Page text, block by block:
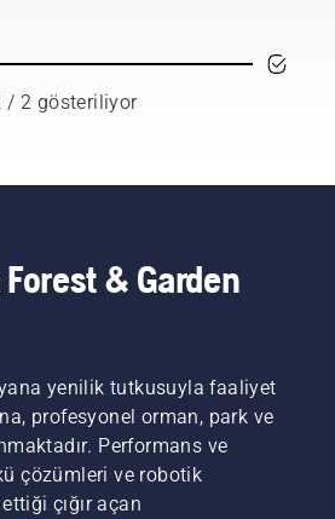
bir
/ 2 gösteriliyor
& Garden
yenilik tutkusuyla faaliyet
profesyonel orman, park ve
Performans ve
çözümleri ve robotik
çığır açan